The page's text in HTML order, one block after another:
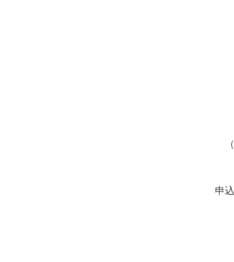
間：6月26
月6
（金）】高
込はご遠
ルが出